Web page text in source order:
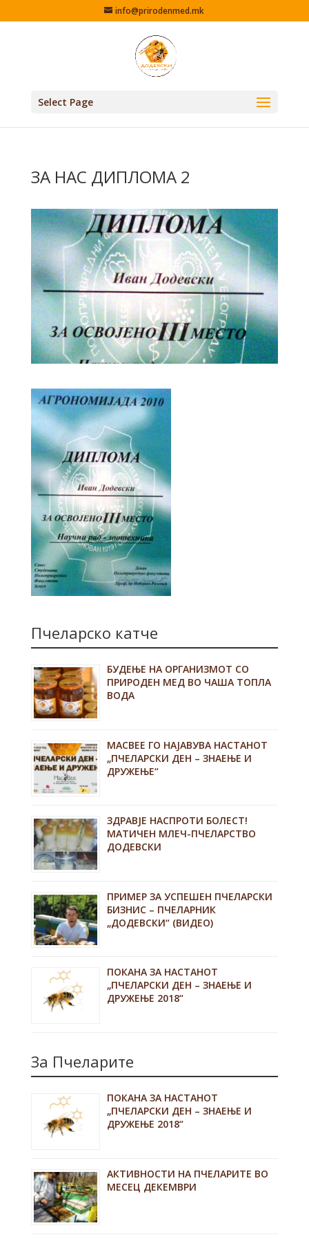
info@prirodenmed.mk
Select Page
ЗА НАС ДИПЛОМА 2
Пчеларско катче
БУДЕЊЕ НА ОРГАНИЗМОТ СО
ПРИРОДЕН МЕД ВО ЧАША ТОПЛА
ВОДА
MACBEE ГО НАЈАВУВА НАСТАНОТ
„ПЧЕЛАРСКИ ДЕН – ЗНАЕЊЕ И
ДРУЖЕЊЕ“
ЗДРАВЈЕ НАСПРОТИ БОЛЕСТ!
МАТИЧЕН МЛЕЧ-ПЧЕЛАРСТВО
ДОДЕВСКИ
ПРИМЕР ЗА УСПЕШЕН ПЧЕЛАРСКИ
БИЗНИС – ПЧЕЛАРНИК
„ДОДЕВСКИ“ (ВИДЕО)
ПОКАНА ЗА НАСТАНОТ
„ПЧЕЛАРСКИ ДЕН – ЗНАЕЊЕ И
ДРУЖЕЊЕ 2018“
За Пчеларите
ПОКАНА ЗА НАСТАНОТ
„ПЧЕЛАРСКИ ДЕН – ЗНАЕЊЕ И
ДРУЖЕЊЕ 2018“
АКТИВНОСТИ НА ПЧЕЛАРИТЕ ВО
МЕСЕЦ ДЕКЕМВРИ